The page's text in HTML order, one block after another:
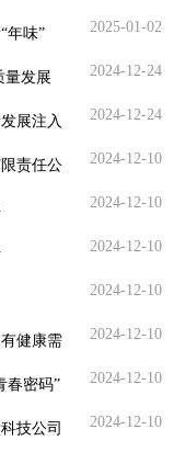
品种
文化
非遗
音视
年味” 2025-01-02
量发展 2024-12-24
展注入 2024-12-24
责任公
海”
2024-12-10
2024-12-10
2024-12-10
2024-12-10
健康需 2024-12-10
春密码” 2024-12-10
技公司 2024-12-10